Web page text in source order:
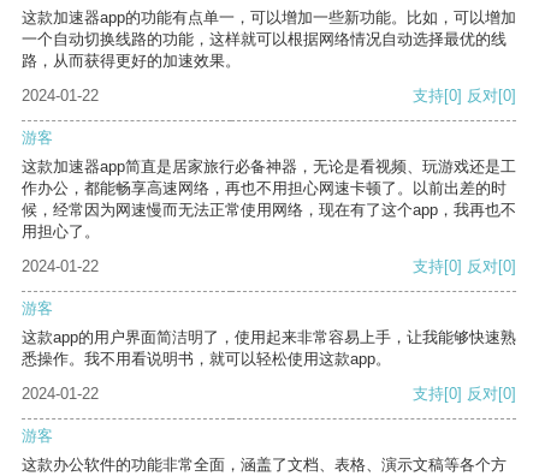
这款加速器app的功能有点单一，可以增加一些新功能。比如，可以增加
一个自动切换线路的功能，这样就可以根据网络情况自动选择最优的线
路，从而获得更好的加速效果。
2024-01-22
支持[0] 反对[0]
游客
这款加速器app简直是居家旅行必备神器，无论是看视频、玩游戏还是工
作办公，都能畅享高速网络，再也不用担心网速卡顿了。以前出差的时
候，经常因为网速慢而无法正常使用网络，现在有了这个app，我再也不
用担心了。
2024-01-22
支持[0] 反对[0]
游客
这款app的用户界面简洁明了，使用起来非常容易上手，让我能够快速熟
悉操作。我不用看说明书，就可以轻松使用这款app。
2024-01-22
支持[0] 反对[0]
游客
这款办公软件的功能非常全面，涵盖了文档、表格、演示文稿等各个方